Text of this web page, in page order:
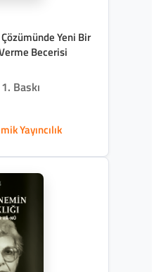
Yeni Bir
Becerisi
1. Baskı
Yayıncılık